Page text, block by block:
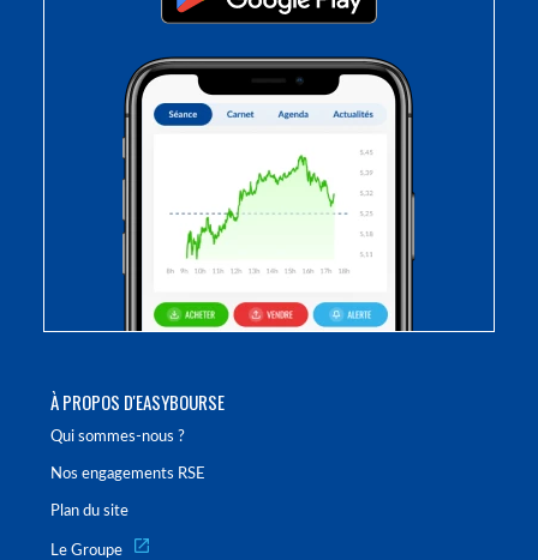
À PROPOS D'EASYBOURSE
Qui sommes-nous ?
Nos engagements RSE
Plan du site
Le Groupe